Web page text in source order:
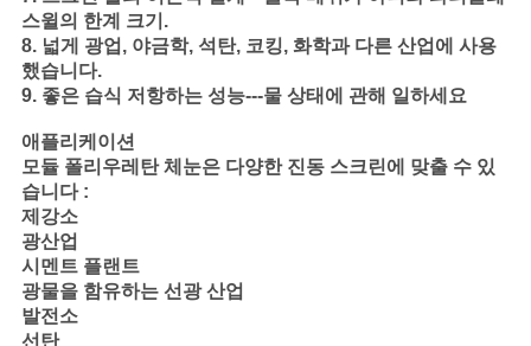
스윌의 한계 크기.
8. 넓게 광업, 야금학, 석탄, 코킹, 화학과 다른 산업에 사용
했습니다.
9. 좋은 습식 저항하는 성능---물 상태에 관해 일하세요
애플리케이션
모듈 폴리우레탄 체눈은 다양한 진동 스크린에 맞출 수 있
습니다 :
제강소
광산업
시멘트 플랜트
광물을 함유하는 선광 산업
발전소
선탄